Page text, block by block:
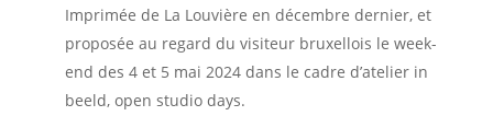
Imprimée de La Louvière en décembre dernier, et
proposée au regard du visiteur bruxellois le week-
end des 4 et 5 mai 2024 dans le cadre d’atelier in
beeld, open studio days.